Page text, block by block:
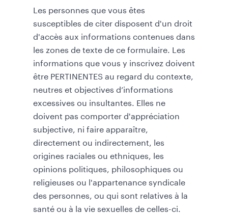
Les personnes que vous êtes
susceptibles de citer disposent d'un droit
d'accès aux informations contenues dans
les zones de texte de ce formulaire. Les
informations que vous y inscrivez doivent
être PERTINENTES au regard du contexte,
neutres et objectives d’informations
excessives ou insultantes. Elles ne
doivent pas comporter d'appréciation
subjective, ni faire apparaître,
directement ou indirectement, les
origines raciales ou ethniques, les
opinions politiques, philosophiques ou
religieuses ou l'appartenance syndicale
des personnes, ou qui sont relatives à la
santé ou à la vie sexuelles de celles-ci.